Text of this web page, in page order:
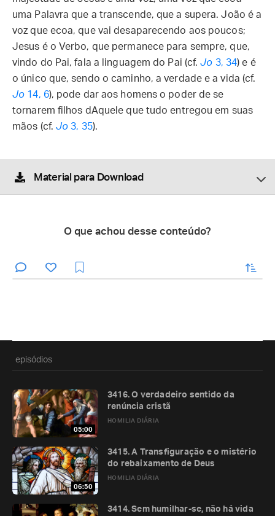
uma Palavra que a transcende, que a supera. João é a
voz que ecoa, que vai desaparecendo aos poucos;
Jesus é o Verbo, que permanece para sempre, que,
vindo do Pai, fala a linguagem do Pai (cf.Jo 3, 34) e é
o único que, sendo o caminho, a verdade e a vida (cf.
Jo 14, 6), pode dar aos homens o poder de se
tornarem filhos dAquele que tudo entregou em suas
mãos (cf. Jo 3, 35).
Material para Download
O que achou desse conteúdo?
enviar
episódios
05:00
HOMILIA DIÁRIA
3416. O verdadeiro sentido da
renúncia cristã
06:50
HOMILIA DIÁRIA
3415. A Transfiguração e o mistério
do rebaixamento de Deus
3414. Sem humilhar-se, não há vida